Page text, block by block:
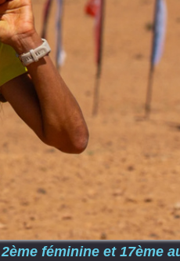
féminine et 17ème